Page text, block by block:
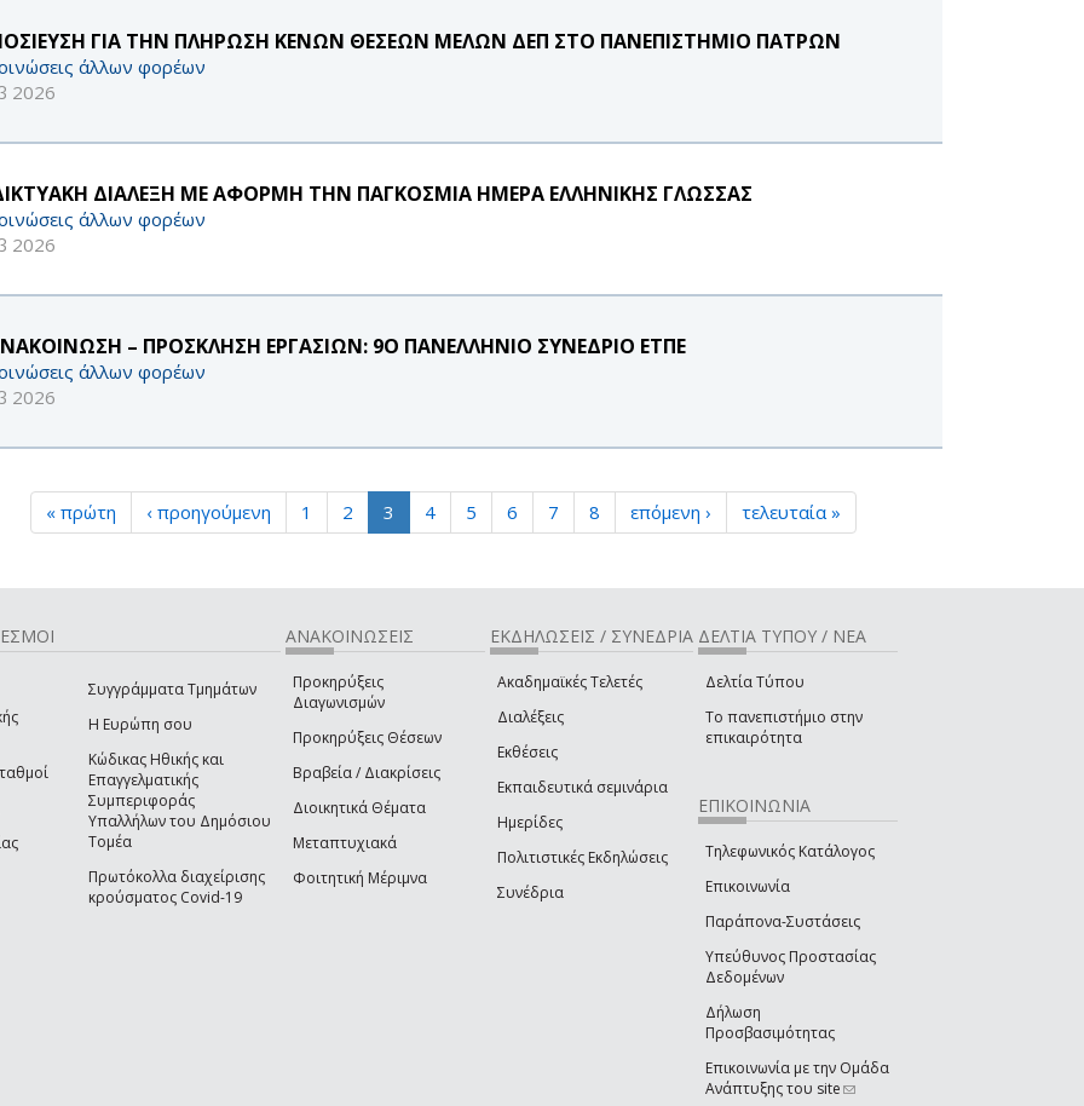
ΓΙΑ ΤΗΝ ΠΛΗΡΩΣΗ ΚΕΝΩΝ ΘΕΣΕΩΝ ΜΕΛΩΝ ΔΕΠ ΣΤΟ ΠΑΝΕΠΙΣΤΗΜΙΟ ΠΑΤΡΩΝ
άλλων φορέων
2026
ΔΙΑΛΕΞΗ ΜΕ ΑΦΟΡΜΗ ΤΗΝ ΠΑΓΚΟΣΜΙΑ ΗΜΕΡΑ ΕΛΛΗΝΙΚΗΣ ΓΛΩΣΣΑΣ
άλλων φορέων
2026
– ΠΡΟΣΚΛΗΣΗ ΕΡΓΑΣΙΩΝ: 9Ο ΠΑΝΕΛΛΗΝΙΟ ΣΥΝΕΔΡΙΟ ΕΤΠΕ
άλλων φορέων
2026
« πρώτη ‹ προηγούμενη 1 2 3 4 5 6 7 8 επόμενη › τελευταία »
Συγγράμματα Τμημάτων
Η Ευρώπη σου
Κώδικας Ηθικής και
Επαγγελματικής
Συμπεριφοράς
Υπαλλήλων του Δημόσιου
Τομέα
Πρωτόκολλα διαχείρισης
κρούσματος Covid-19
ΑΝΑΚΟΙΝΩΣΕΙΣ
Προκηρύξεις
Διαγωνισμών
Προκηρύξεις Θέσεων
Βραβεία / Διακρίσεις
Διοικητικά Θέματα
Μεταπτυχιακά
Φοιτητική Μέριμνα
ΕΚΔΗΛΩΣΕΙΣ / ΣΥΝΕΔΡΙΑ
Ακαδημαϊκές Τελετές
Διαλέξεις
Εκθέσεις
Εκπαιδευτικά σεμινάρια
Ημερίδες
Πολιτιστικές Εκδηλώσεις
Συνέδρια
ΔΕΛΤΙΑ ΤΥΠΟΥ / ΝΕΑ
Δελτία Τύπου
Το πανεπιστήμιο στην
επικαιρότητα
ΕΠΙΚΟΙΝΩΝΙΑ
Τηλεφωνικός Κατάλογος
Επικοινωνία
Παράπονα-Συστάσεις
Υπεύθυνος Προστασίας
Δεδομένων
Δήλωση
Προσβασιμότητας
Επικοινωνία με την Ομάδα
Ανάπτυξης του site(link sends e-mail)